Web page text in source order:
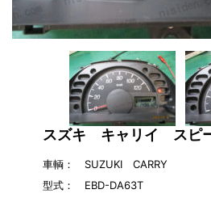
スズキ キャリイ スピ
車輌： SUZUKI CARRY
型式： EBD-DA63T